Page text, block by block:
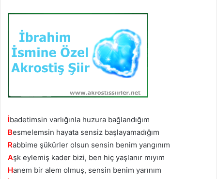
İbadetimsin varlığınla huzura bağlandığım
Besmelemsin hayata sensiz başlayamadığım
Rabbime şükürler olsun sensin benim yangınım
Aşk eylemiş kader bizi, ben hiç yaşlanır mıyım
Hanem bir alem olmuş, sensin benim yarınım